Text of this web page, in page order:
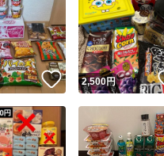
いいね！
2,500円